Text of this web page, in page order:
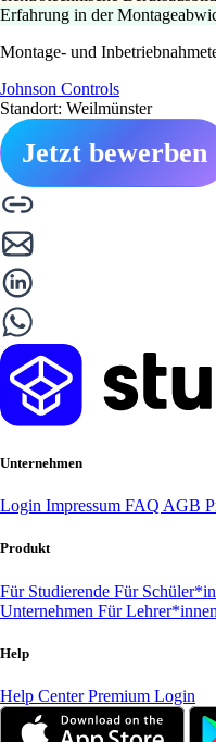
Erfahrung in der
Montage- und
Johnson Controls
Standort: Weilmünster
Jetzt bewerben
Unternehmen
Login Impressum FAQ AGB
Produkt
Für Studierende Für
Unternehmen Für Lehrer*innen
Help
Help CenterPremium Login